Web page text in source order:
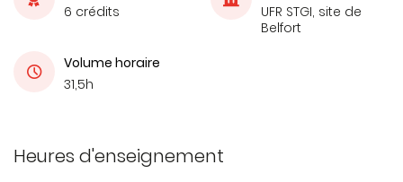
6 crédits
UFR STGI, site de
Belfort
Volume horaire
31,5h
Heures d'enseignement